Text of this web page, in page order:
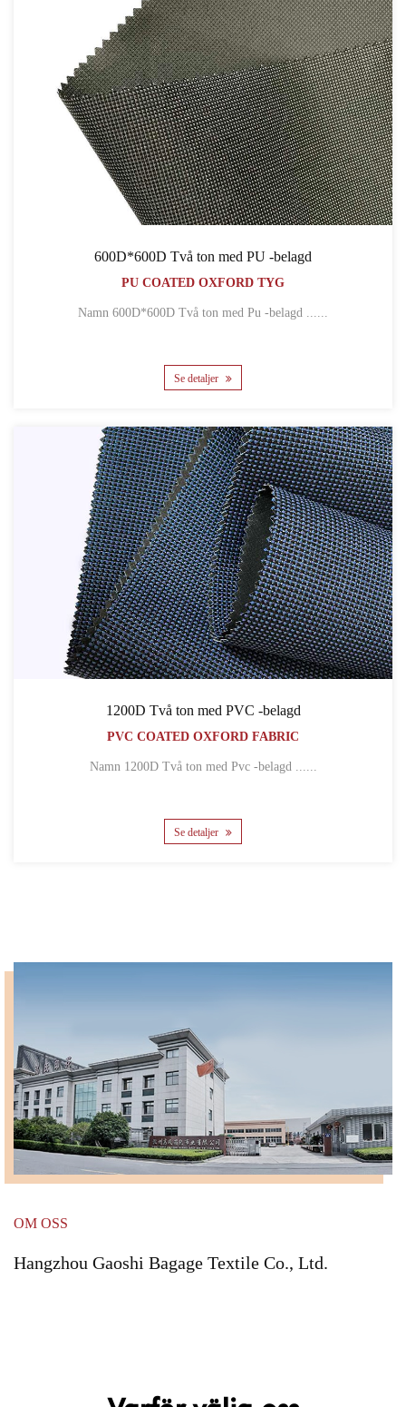
600D*600D Två ton med PU -belagd
PU COATED OXFORD TYG
Se detaljer
1200D Två ton med PVC -belagd
PVC COATED OXFORD FABRIC
Namn 1200D Två ton med Pvc -belagd ......
Se detaljer
OM OSS
Hangzhou Gaoshi Bagage Textile Co., Ltd.